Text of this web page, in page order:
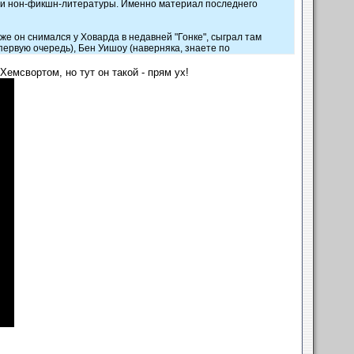
нон-фикшн-литературы. Именно материал последнего
он снимался у Ховарда в недавней "Гонке", сыграл там
очередь), Бен Уишоу (наверняка, знаете по
но тут он такой - прям ух!